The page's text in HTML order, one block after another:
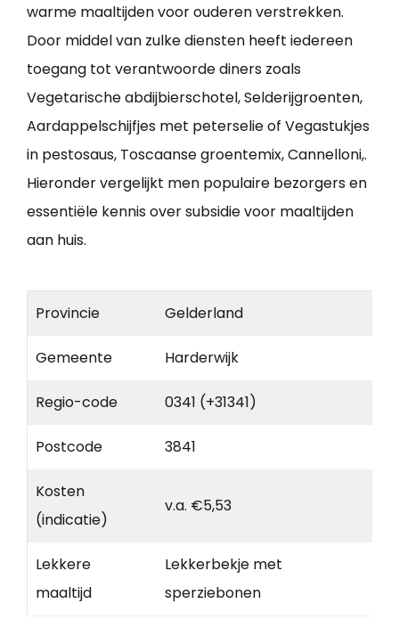
warme maaltijden voor ouderen verstrekken.
Door middel van zulke diensten heeft iedereen
toegang tot verantwoorde diners zoals
Vegetarische abdijbierschotel, Selderijgroenten,
Aardappelschijfjes met peterselie of Vegastukjes
in pestosaus, Toscaanse groentemix, Cannelloni,.
Hieronder vergelijkt men populaire bezorgers en
essentiële kennis over subsidie voor maaltijden
aan huis.
Provincie Gelderland
Gemeente Harderwijk
Regio-code 0341 (+31341)
Postcode 3841
Kosten
(indicatie)
v.a. €5,53
Lekkere
maaltijd
Lekkerbekje met
sperziebonen